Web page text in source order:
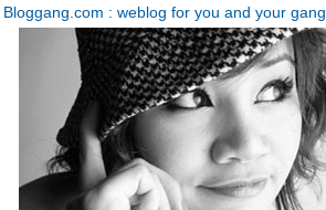
Bloggang.com : weblog for you and your gang